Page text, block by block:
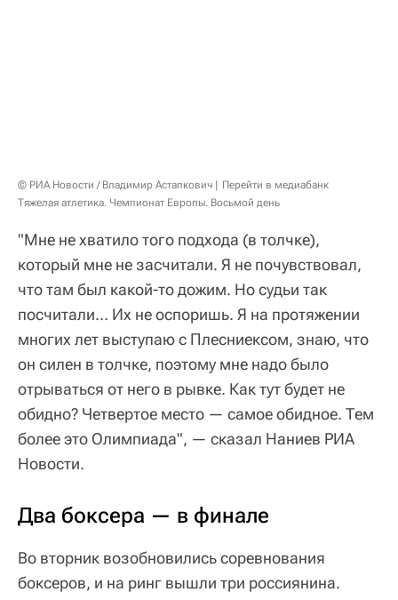
отрываться от него в рывке. Как тут будет не
обидно? Четвертое место — самое обидное. Тем
более это Олимпиада", — сказал Наниев РИА
Новости.
Два боксера — в финале
Во вторник возобновились соревнования
боксеров, и на ринг вышли три россиянина.
Сначала выступающий в весе до 63 кг
серебряный призер Европейских игр-2019 и
чемпионата Европы-2017
решением судей (1:4) проиграл американцу
Кейшону Дэвису и остался без медали.